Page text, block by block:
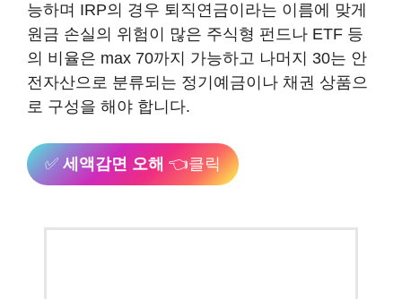
능하며 IRP의 경우 퇴직연금이라는 이름에 맞게
원금 손실의 위험이 많은 주식형 펀드나 ETF 등
의 비율은 max 70까지 가능하고 나머지 30는 안
전자산으로 분류되는 정기예금이나 채권 상품으
로 구성을 해야 합니다.
✅ 세액감면 오해 👈클릭